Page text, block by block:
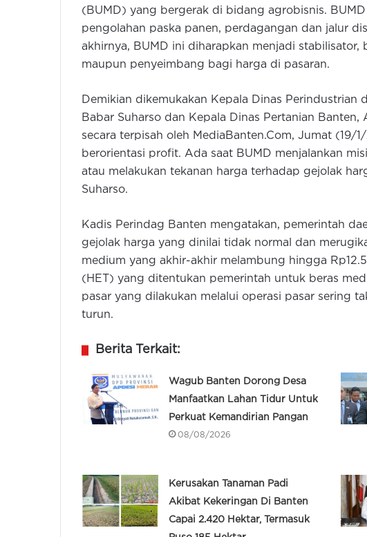
(BUMD) yang bergerak di bidang agrobisnis.
pengolahan paska panen, perdagangan dan jalur
akhirnya, BUMD ini diharapkan menjadi stabilisator,
maupun penyeimbang bagi harga di pasaran.
Demikian dikemukakan Kepala Dinas Perindustrian
Babar Suharso dan Kepala Dinas Pertanian
secara terpisah oleh MediaBanten.Com, Jumat (19/
berorientasi profit. Ada saat BUMD menjalankan
atau melakukan tekanan harga terhadap gejolak
Suharso.
Kadis Perindag Banten mengatakan, pemerintah
gejolak harga yang dinilai tidak normal dan
medium yang akhir-akhir melambung hingga
(HET) yang ditentukan pemerintah untuk beras
pasar yang dilakukan melalui operasi pasar sering
turun.
Berita Terkait:
Wagub Banten Dorong Desa
Manfaatkan Lahan Tidur Untuk
Perkuat Kemandirian Pangan
08/08/2026
Kerusakan Tanaman Padi
Akibat Kekeringan Di Banten
Capai 2.420 Hektar, Termasuk